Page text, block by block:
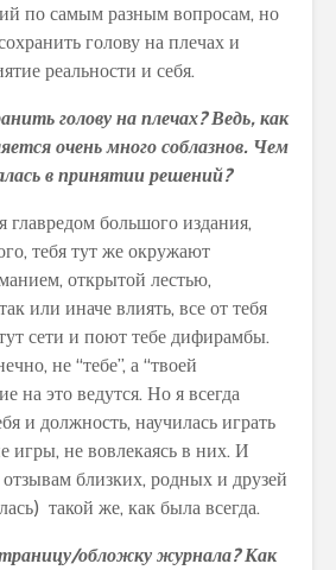
по самым разным вопросам, но
голову на плечах и
реальности и себя.
голову на плечах? Ведь, как
очень много соблазнов. Чем
в принятии решений?
главредом большого издания,
тебя тут же окружают
открытой лестью,
или иначе влиять, все от тебя
сети и поют тебе дифирамбы.
не “тебе”, а “твоей
на это ведутся. Но я всегда
и должность, научилась играть
игры, не вовлекаясь в них. И
отзывам близких, родных и друзей
такой же, как была всегда.
обложку журнала? Как